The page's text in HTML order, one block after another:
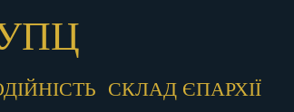
СКЛАД ЄПАРХІЇ